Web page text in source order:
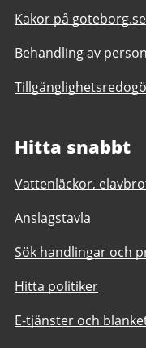
Kakor på goteborg.se
Behandling av
Hitta snabbt
Vattenläckor,
Anslagstavla
Sök handlingar och
Hitta politiker
E-tjänster och